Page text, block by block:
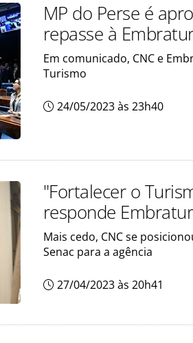
MP do Perse é
repasse à
Em comunicado, CNC e
Turismo
24/05/2023 às 23h40
"Fortalecer o
responde Embratur
Mais cedo, CNC se
Senac para a agência
27/04/2023 às 20h41